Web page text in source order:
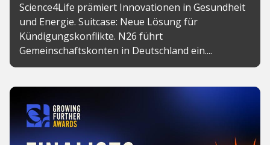
Science4Life prämiert Innovationen in Gesundheit
und Energie. Suitcase: Neue Lösung für
Kündigungskonflikte. N26 führt
Gemeinschaftskonten in Deutschland ein....